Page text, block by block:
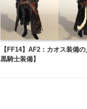
【FF14】AF2：カオス装備
黒騎士装備】